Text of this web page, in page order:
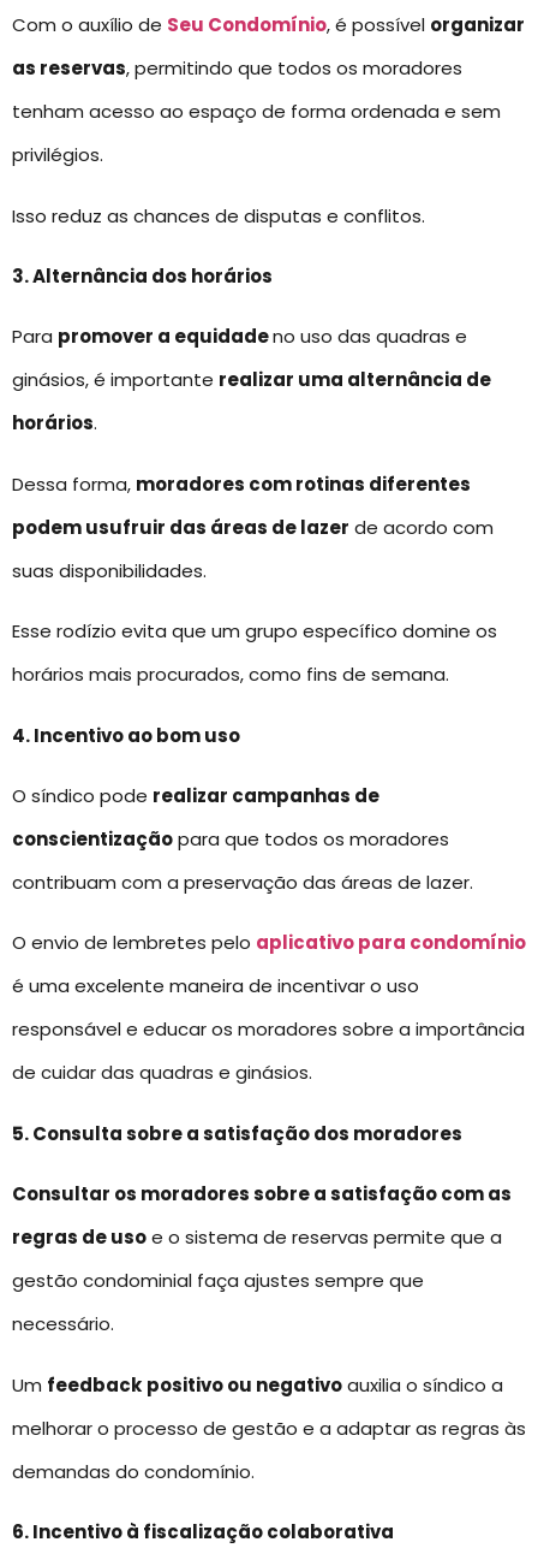
Com o auxílio de Seu Condomínio, é possível organizar
as reservas, permitindo que todos os moradores
tenham acesso ao espaço de forma ordenada e sem
privilégios.
Isso reduz as chances de disputas e conflitos.
3. Alternância dos horários
Para promover a equidadeno uso das quadras e
ginásios, é importante realizar uma alternância de
horários.
Dessa forma, moradores com rotinas diferentes
podem usufruir das áreas de lazer de acordo com
suas disponibilidades.
Esse rodízio evita que um grupo específico domine os
horários mais procurados, como fins de semana.
4. Incentivo ao bom uso
O síndico pode realizar campanhas de
conscientizaçãopara que todos os moradores
contribuam com a preservação das áreas de lazer.
O envio de lembretes pelo aplicativo para condomínio
é uma excelente maneira de incentivar o uso
responsável e educar os moradores sobre a importância
de cuidar das quadras e ginásios.
5. Consulta sobre a satisfação dos moradores
Consultar os moradores sobre a satisfação com as
regras de usoe o sistema de reservas permite que a
gestão condominial faça ajustes sempre que
necessário.
Um feedback positivo ou negativoauxilia o síndico a
melhorar o processo de gestão e a adaptar as regras às
demandas do condomínio.
6. Incentivo à fiscalização colaborativa